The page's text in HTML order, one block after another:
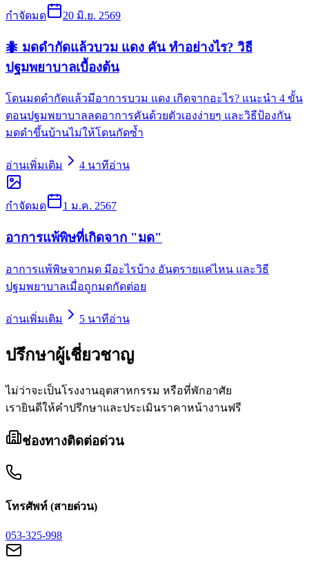
กำจัดมด 20 มิ.ย. 2569
🐜 มดดำกัดแล้วบวม แดง คัน ทำอย่างไร? วิธี
ปฐมพยาบาลเบื้องต้น
โดนมดดำกัดแล้วมีอาการบวม แดง เกิดจากอะไร? แนะนำ 4 ขั้น
ตอนปฐมพยาบาลลดอาการคันด้วยตัวเองง่ายๆ และวิธีป้องกัน
มดดำขึ้นบ้านไม่ให้โดนกัดซ้ำ
อ่านเพิ่มเติม 4 นาทีอ่าน
กำจัดมด 1 ม.ค. 2567
อาการแพ้พิษที่เกิดจาก "มด"
อาการแพ้พิษจากมด มีอะไรบ้าง อันตรายแค่ไหน และวิธี
ปฐมพยาบาลเมื่อถูกมดกัดต่อย
อ่านเพิ่มเติม 5 นาทีอ่าน
ปรึกษาผู้เชี่ยวชาญ
ไม่ว่าจะเป็นโรงงานอุตสาหกรรม หรือที่พักอาศัย
เรายินดีให้คำปรึกษาและประเมินราคาหน้างานฟรี
ช่องทางติดต่อด่วน
โทรศัพท์ (สายด่วน)
053-325-998